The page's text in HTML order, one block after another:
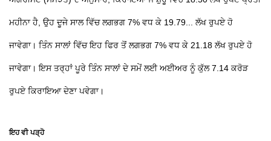
ਮਹੀਨਾ ਹੈ, ਉਹ ਦੂਜੇ ਸਾਲ ਵਿੱਚ ਲਗਭਗ 7% ਵਧ ਕੇ 19.79... ਲੱਖ ਰੁਪਏ ਹੋ
ਜਾਵੇਗਾ। ਤਿੰਨ ਸਾਲਾਂ ਵਿੱਚ ਇਹ ਫਿਰ ਤੋਂ ਲਗਭਗ 7% ਵਧ ਕੇ 21.18 ਲੱਖ ਰੁਪਏ ਹੋ
ਜਾਵੇਗਾ। ਇਸ ਤਰ੍ਹਾਂ ਪੂਰੇ ਤਿੰਨ ਸਾਲਾਂ ਦੇ ਸਮੇਂ ਲਈ ਅਈਅਰ ਨੂੰ ਕੁੱਲ 7.14 ਕਰੋੜ
ਰੁਪਏ ਕਿਰਾਇਆ ਦੇਣਾ ਪਵੇਗਾ।
ਇਹ ਵੀ ਪੜ੍ਹੋ